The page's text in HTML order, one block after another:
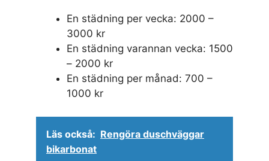
En städning per vecka: 2000 –
3000 kr
En städning varannan vecka: 1500
– 2000 kr
En städning per månad: 700 –
1000 kr
Läs också: Rengöra duschväggar
bikarbonat